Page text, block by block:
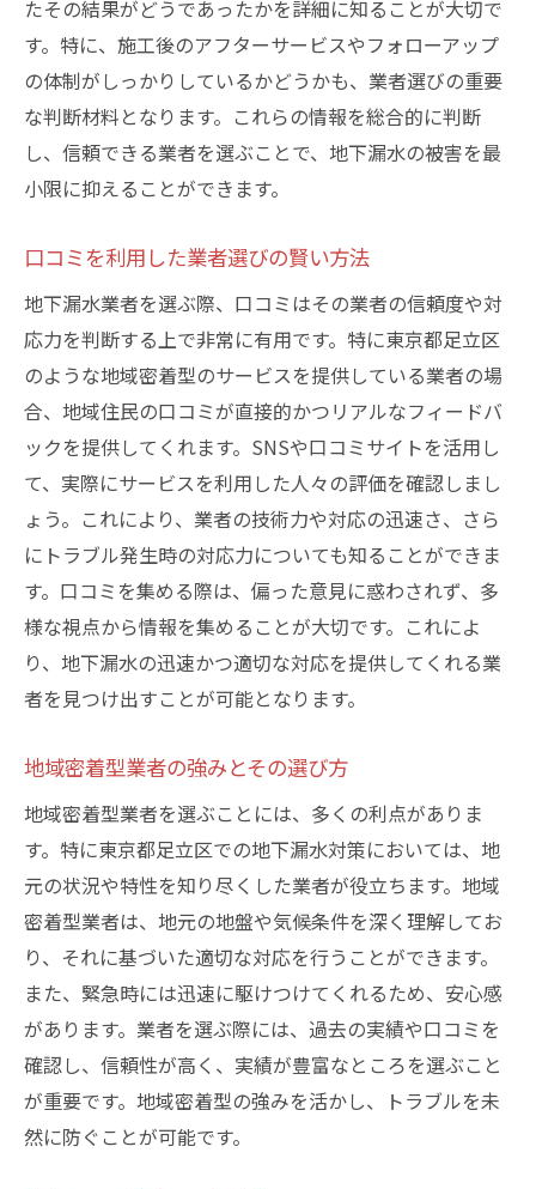
たその結果がどうであったかを詳細に知ることが大切で
す。特に、施工後のアフターサービスやフォローアップ
の体制がしっかりしているかどうかも、業者選びの重要
な判断材料となります。これらの情報を総合的に判断
し、信頼できる業者を選ぶことで、地下漏水の被害を最
小限に抑えることができます。
口コミを利用した業者選びの賢い方法
地下漏水業者を選ぶ際、口コミはその業者の信頼度や対
応力を判断する上で非常に有用です。特に東京都足立区
のような地域密着型のサービスを提供している業者の場
合、地域住民の口コミが直接的かつリアルなフィードバ
ックを提供してくれます。SNSや口コミサイトを活用し
て、実際にサービスを利用した人々の評価を確認しまし
ょう。これにより、業者の技術力や対応の迅速さ、さら
にトラブル発生時の対応力についても知ることができま
す。口コミを集める際は、偏った意見に惑わされず、多
様な視点から情報を集めることが大切です。これによ
り、地下漏水の迅速かつ適切な対応を提供してくれる業
者を見つけ出すことが可能となります。
地域密着型業者の強みとその選び方
地域密着型業者を選ぶことには、多くの利点がありま
す。特に東京都足立区での地下漏水対策においては、地
元の状況や特性を知り尽くした業者が役立ちます。地域
密着型業者は、地元の地盤や気候条件を深く理解してお
り、それに基づいた適切な対応を行うことができます。
また、緊急時には迅速に駆けつけてくれるため、安心感
があります。業者を選ぶ際には、過去の実績や口コミを
確認し、信頼性が高く、実績が豊富なところを選ぶこと
が重要です。地域密着型の強みを活かし、トラブルを未
然に防ぐことが可能です。